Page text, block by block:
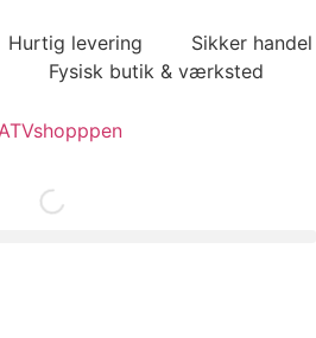
Hurtig levering
Sikker handel
Fysisk butik & værksted